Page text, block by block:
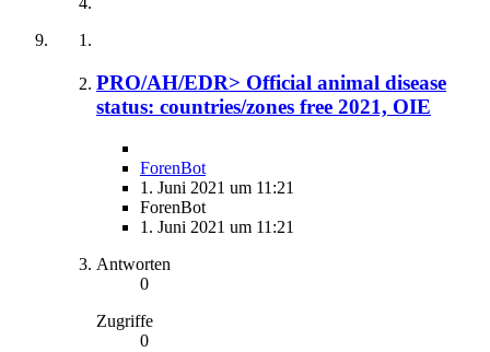
PRO/AH/EDR> Official animal disease
status: countries/zones free 2021, OIE
ForenBot
1. Juni 2021 um 11:21
ForenBot
1. Juni 2021 um 11:21
Antworten
0
Zugriffe
0